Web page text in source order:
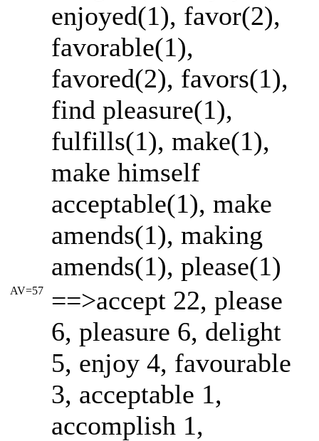
enjoyed(1), favor(2),
favorable(1),
favored(2), favors(1),
find pleasure(1),
fulfills(1), make(1),
make himself
acceptable(1), make
amends(1), making
amends(1), please(1)
AV=57
==>accept 22, please
6, pleasure 6, delight
5, enjoy 4, favourable
3, acceptable 1,
accomplish 1,